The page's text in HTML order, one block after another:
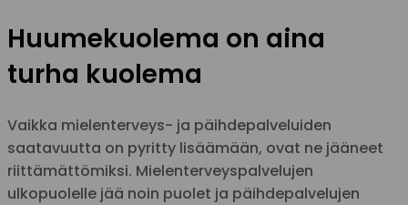
Huumekuolema on aina
turha kuolema
Vaikka mielenterveys- ja päihdepalveluiden
saatavuutta on pyritty lisäämään, ovat ne jääneet
riittämättömiksi. Mielenterveyspalvelujen
ulkopuolelle jää noin puolet ja päihdepalvelujen